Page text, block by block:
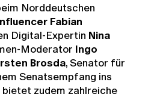
Norddeutschen
Fabian
Digital-Expertin Nina
Moderator Ingo
Brosda, Senator für
Senatsempfang ins
zudem zahlreiche